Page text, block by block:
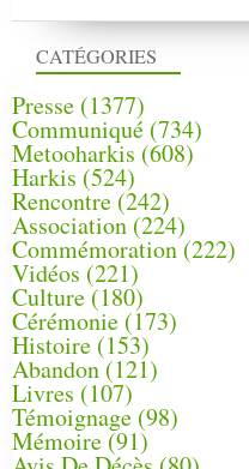
CATÉGORIES
Presse (1377)
Communiqué (734)
Metooharkis (608)
Harkis (524)
Rencontre (242)
Association (224)
Commémoration(222)
Vidéos (221)
Culture(180)
Cérémonie (173)
Histoire (153)
Abandon(121)
Livres (107)
Témoignage (98)
Mémoire (91)